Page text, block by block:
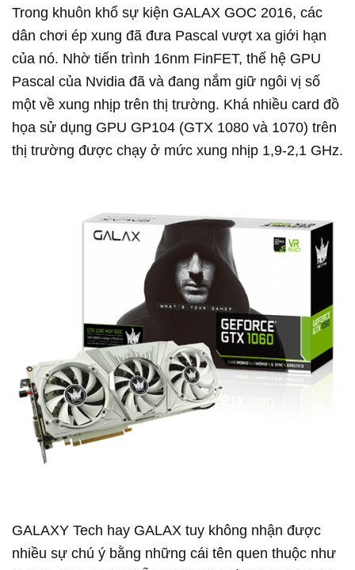
Trong khuôn khổ sự kiện GALAX GOC 2016, các
dân chơi ép xung đã đưa Pascal vượt xa giới hạn
của nó. Nhờ tiến trình 16nm FinFET, thế hệ GPU
Pascal của Nvidia đã và đang nắm giữ ngôi vị số
một về xung nhịp trên thị trường. Khá nhiều card đồ
họa sử dụng GPU GP104 (GTX 1080 và 1070) trên
thị trường được chạy ở mức xung nhịp 1,9-2,1 GHz.
GALAXY Tech hay GALAX tuy không nhận được
nhiều sự chú ý bằng những cái tên quen thuộc như